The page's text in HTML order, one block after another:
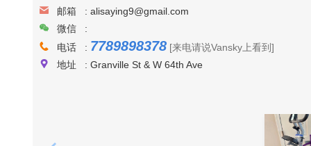
邮箱 : alisaying9@gmail.com
微信 :
电话 : 7789898378 [来电请说Vansky上看到]
地址 : Granville St & W 64th Ave